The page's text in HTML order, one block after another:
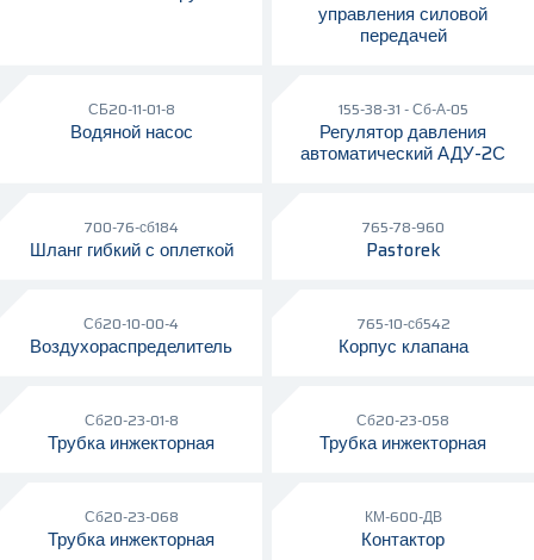
управления силовой
передачей
СБ20-11-01-8
Водяной насос
155-38-31 - Сб-А-05
Регулятор давления
автоматический АДУ-2С
700-76-сб184
Шланг гибкий с оплеткой
765-78-960
Pastorek
Сб20-10-00-4
Воздухораспределитель
765-10-сб542
Корпус клапана
Сб20-23-01-8
Трубка инжекторная
Сб20-23-058
Трубка инжекторная
Сб20-23-068
Трубка инжекторная
КМ-600-ДВ
Контактор